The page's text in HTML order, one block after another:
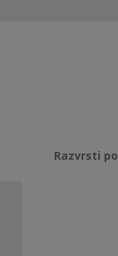
Razvrsti po